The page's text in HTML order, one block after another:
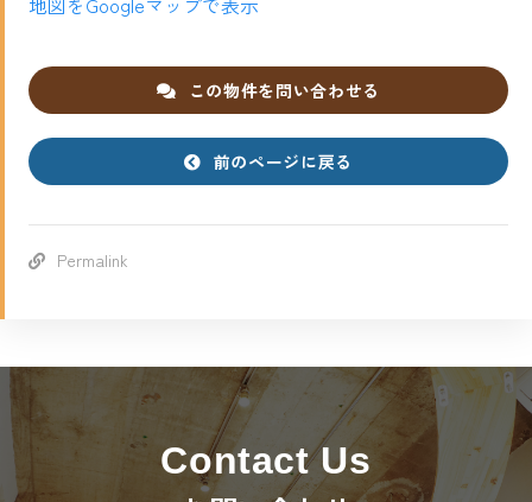
この物件を問い合わせる
前のページに戻る
Permalink
Contact Us